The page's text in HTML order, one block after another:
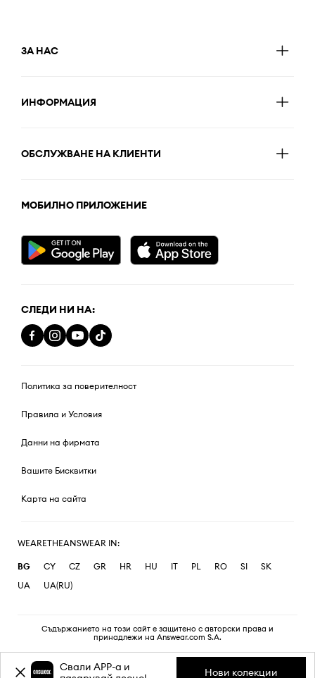
ЗА НАС
ИНФОРМАЦИЯ
ОБСЛУЖВАНЕ НА КЛИЕНТИ
МОБИЛНО ПРИЛОЖЕНИЕ
СЛЕДИ НИ НА:
Политика за поверителност
Правила и Условия
Данни на фирмата
Вашите Бисквитки
Карта на сайта
WEARETHEANSWEAR IN:
BG CY CZ GR HR HU IT PL RO SI
SK
UA
UA(RU)
Съдържанието на този сайт е защитено с авторски права и
принадлежи на Answear.com S.A.
Свали APP-a и
Нови колекции